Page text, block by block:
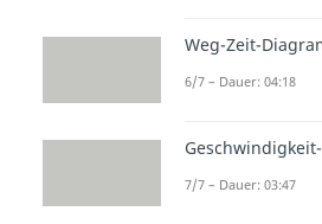
Weg-Zeit-
6/7 – Dauer: 04:18
7/7 – Dauer: 03:47